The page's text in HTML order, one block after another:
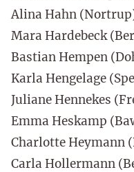
Alina Hahn
Mara Hardebeck
Bastian Hempen
Karla Hengelage
Juliane Hennekes
Emma Heskamp
Charlotte Heymann
Carla Hollermann